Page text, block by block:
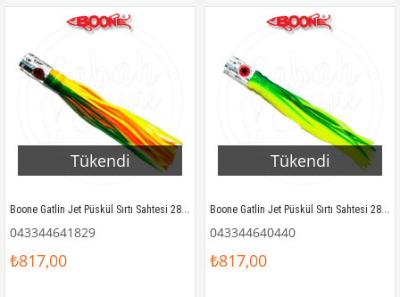
Tükendi
Boone Gatlin Jet Püskül Sırtı Sahtesi 28cm Yeşil/Sarı/Kırmızı
043344641829
₺817,00
Tükendi
Boone Gatlin Jet Püskül Sırtı Sahtesi 28cm Yeşil/Sarı
043344640440
₺817,00